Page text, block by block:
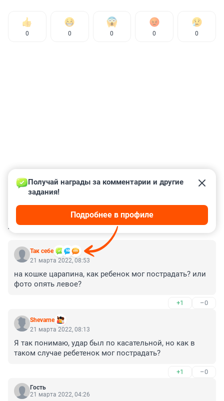
0 0 0 0 0
КОММЕНТАРИИ 14
Так себе
Получай награды за комментарии и другие
задания!
Подробнее в профиле
21 марта 2022, 08:53
на кошке царапина, как ребенок мог пострадать? или
фото опять левое?
+1 –0
Shevarne
21 марта 2022, 08:13
Я так понимаю, удар был по касательной, но как в
таком случае ребетенок мог пострадать?
+1 –0
Гость
21 марта 2022, 04:26